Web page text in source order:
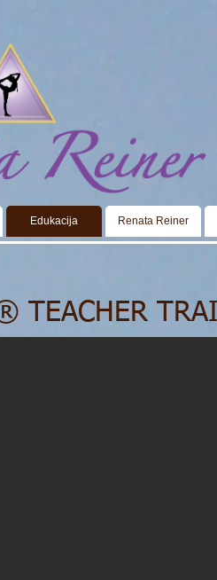
Edukacija Renata Reiner
TEACHER